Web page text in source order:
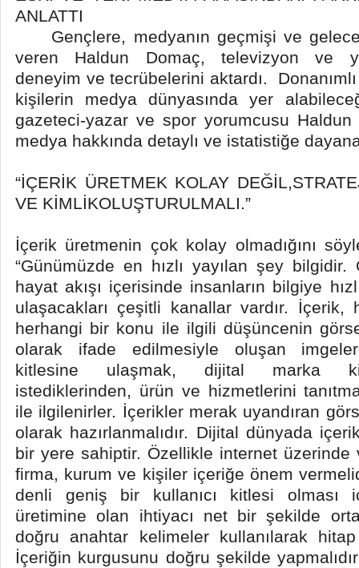
ANLATTI
Gençlere, medyanın geçmişi ve
veren Haldun Domaç, televizyon ve
deneyim ve tecrübelerini aktardı.
kişilerin medya dünyasında yer
gazeteci-yazar ve spor yorumcusu
medya hakkında detaylı ve istatistiğe
“İÇERİK ÜRETMEK KOLAY
VE KİMLİKOLUŞTURULMALI.”
İçerik üretmenin çok kolay olmadığını
“Günümüzde en hızlı yayılan şey bilgidir.
hayat akışı içerisinde insanların bilgiye
ulaşacakları çeşitli kanallar vardır. İçerik,
herhangi bir konu ile ilgili düşüncenin
olarak ifade edilmesiyle oluşan
kitlesine ulaşmak, dijital marka
istediklerinden, ürün ve hizmetlerini
ile ilgilenirler. İçerikler merak uyandıran
olarak hazırlanmalıdır. Dijital dünyada
bir yere sahiptir. Özellikle internet üzerinde
firma, kurum ve kişiler içeriğe önem
denli geniş bir kullanıcı kitlesi olması
üretimine olan ihtiyacı net bir şekilde
doğru anahtar kelimeler kullanılarak
İçeriğin kurgusunu doğru şekilde